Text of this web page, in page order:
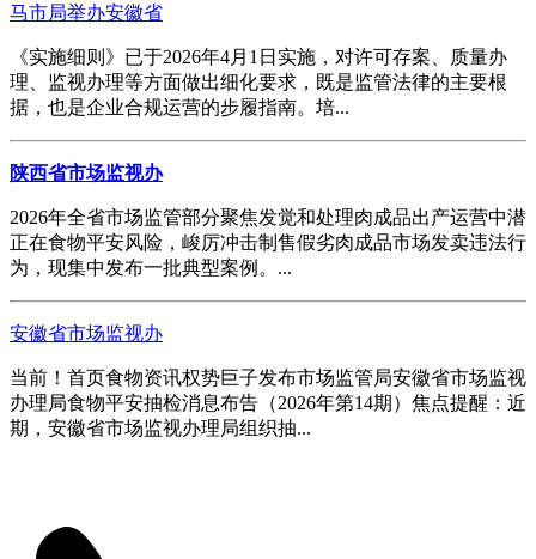
马市局举办安徽省
《实施细则》已于2026年4月1日实施，对许可存案、质量办
理、监视办理等方面做出细化要求，既是监管法律的主要根
据，也是企业合规运营的步履指南。培...
陕西省市场监视办
2026年全省市场监管部分聚焦发觉和处理肉成品出产运营中潜
正在食物平安风险，峻厉冲击制售假劣肉成品市场发卖违法行
为，现集中发布一批典型案例。...
安徽省市场监视办
当前！首页食物资讯权势巨子发布市场监管局安徽省市场监视
办理局食物平安抽检消息布告（2026年第14期）焦点提醒：近
期，安徽省市场监视办理局组织抽...